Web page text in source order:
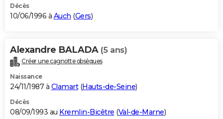
Décès
10/06/1996 à Auch (Gers)
Alexandre BALADA (5 ans)
Créer une cagnotte obsèques
Naissance
24/11/1987 à Clamart(Hauts-de-Seine)
Décès
08/09/1993 au Kremlin-Bicêtre (Val-de-Marne)